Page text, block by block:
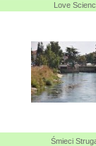
Love
Śmieci